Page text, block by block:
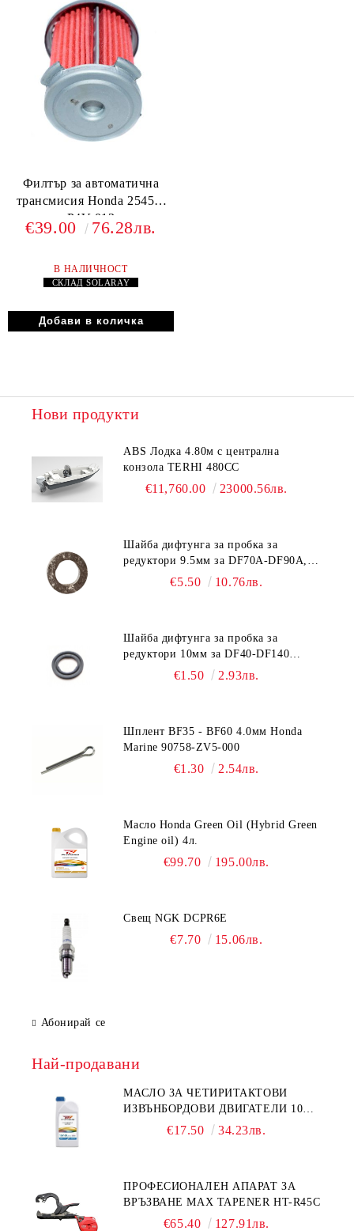
Филтър за автоматична
трансмисия Honda 25450-
P4V-013
€39.00 76.28лв.
В НАЛИЧНОСТ
СКЛАДSOLARAY
Нови продукти
ABS Лодка 4.80м с централна
конзола TERHI 480CC
€11,760.00 23000.56лв.
Шайба дифтунга за пробка за
редуктори 9.5мм за DF70A-DF90A,
DF150-DF350 Suzuki 09168-10038
€5.50 10.76лв.
Шайба дифтунга за пробка за
редуктори 10мм за DF40-DF140
Suzuki 09168-10022
€1.50 2.93лв.
Шплент BF35 - BF60 4.0мм Honda
Marine 90758-ZV5-000
€1.30 2.54лв.
Масло Honda Green Oil (Hybrid Green
Engine oil) 4л.
€99.70 195.00лв.
Свещ NGK DCPR6E
€7.70 15.06лв.
Абонирай се
Най-продавани
МАСЛО ЗА ЧЕТИРИТАКТОВИ
ИЗВЪНБОРДОВИ ДВИГАТЕЛИ 10W-
30 HONDA MARINE 08221-999-
€17.50 34.23лв.
ПРОФЕСИОНАЛЕН АПАРАТ ЗА
ВРЪЗВАНЕ MAX TAPENER HT-R45C
€65.40 127.91лв.